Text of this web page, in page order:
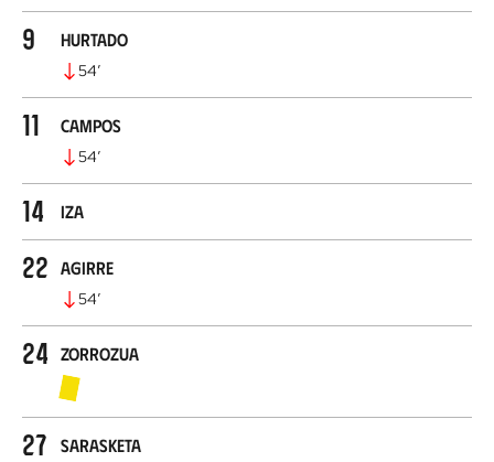
9 Hurtado
54’
11 Campos
54’
14 Iza
22 Agirre
54’
24 Zorrozua
27 Sarasketa